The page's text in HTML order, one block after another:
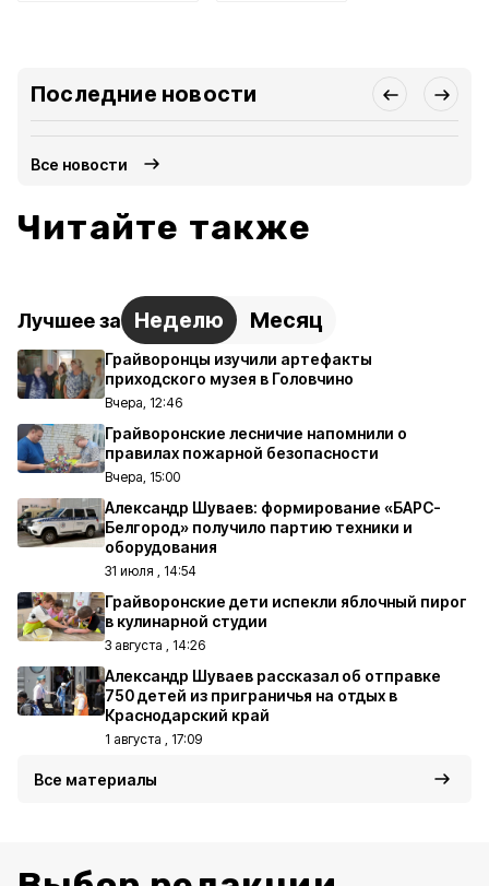
Последние новости
Все новости
Читайте также
Лучшее за Неделю Месяц
Грайворонцы изучили артефакты
приходского музея в Головчино
Вчера, 12:46
Грайворонские лесничие напомнили о
правилах пожарной безопасности
Вчера, 15:00
Александр Шуваев: формирование «БАРС-
Белгород» получило партию техники и
оборудования
31 июля , 14:54
Грайворонские дети испекли яблочный пирог
в кулинарной студии
3 августа , 14:26
Александр Шуваев рассказал об отправке
750 детей из приграничья на отдых в
Краснодарский край
1 августа , 17:09
Все материалы